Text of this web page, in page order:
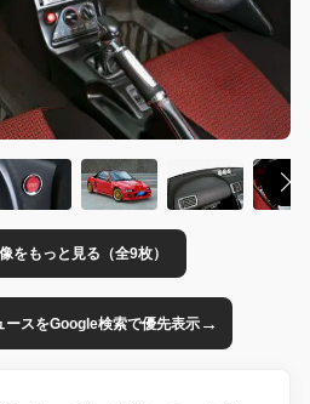
をもっと見る（全9枚）
スをGoogle検索で優先表示→